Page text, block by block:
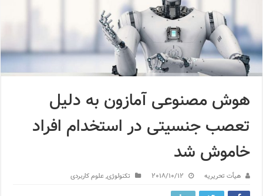
هوش مصنوعی آمازون به دلیل
تعصب جنسیتی در استخدام افراد
خاموش شد
هیأت تحریریه 2018/10/12 تکنولوژی,علوم کاربردی